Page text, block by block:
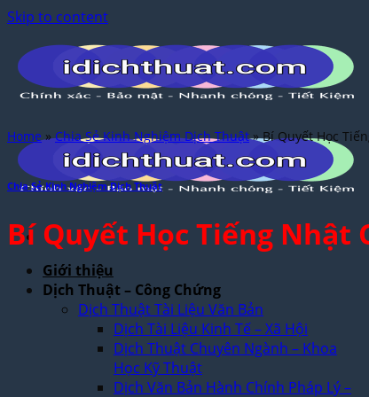
Skip to content
Giới thiệu
Dịch Thuật – Công Chứng
Dịch Thuật Tài Liệu Văn Bản
Dịch Tài Liệu Kinh Tế – Xã Hội
Dịch Thuật Chuyên Ngành – Khoa
Học Kỹ Thuật
Dịch Văn Bản Hành Chính Pháp Lý –
Home»Chia Sẻ Kinh Nghiệm Dịch Thuật»Bí Quyết Học
Chia Sẻ Kinh Nghiệm Dịch Thuật
Bí Quyết Học Tiếng